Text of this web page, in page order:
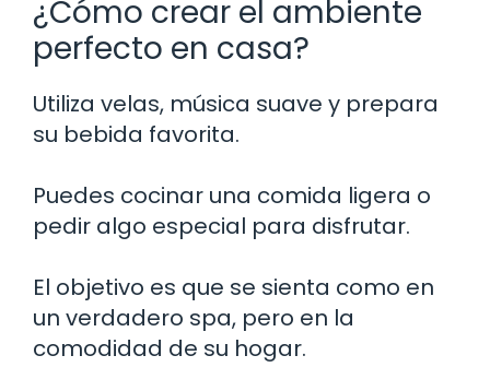
¿Cómo crear el ambiente
perfecto en casa?
Utiliza velas, música suave y prepara
su bebida favorita.
Puedes cocinar una comida ligera o
pedir algo especial para disfrutar.
El objetivo es que se sienta como en
un verdadero spa, pero en la
comodidad de su hogar.